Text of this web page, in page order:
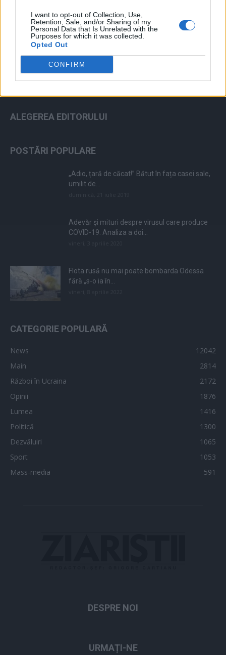
I want to opt-out of Collection, Use,
Retention, Sale, and/or Sharing of my
Personal Data that Is Unrelated with the
Purposes for which it was collected.
Opted Out
CONFIRM
ad
ALEGEREA EDITORULUI
POSTĂRI POPULARE
„Adio, țară de căcat!” Bătut în fața casei sale,
umilit de...
Adevăr și mituri despre virusul care produce
COVID-19. Analiza a doi...
Flota rusă nu mai poate bombarda Odessa
fără „s-o ia în...
CATEGORIE POPULARĂ
News
12042
Main
2814
Război în Ucraina
2172
Opinii
1876
Lumea
1416
Politică
1300
Dezvăluiri
1065
Sport
1053
Mass-media
591
DESPRE NOI
URMAȚI-NE